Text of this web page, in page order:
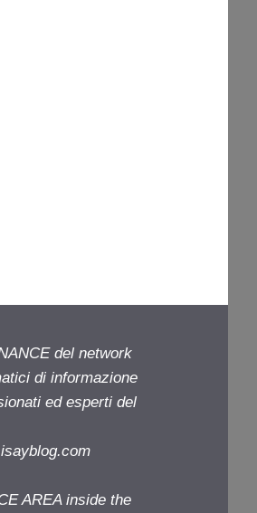
del network
di informazione
ed esperti del
AREA inside the